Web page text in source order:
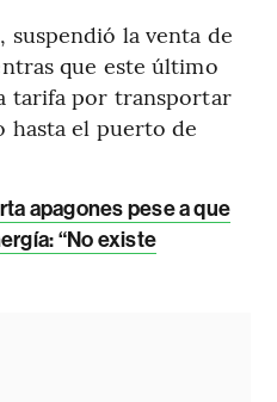
la venta de
que este último
tarifa por transportar
hasta el puerto de
apagones pese a que
“No existe